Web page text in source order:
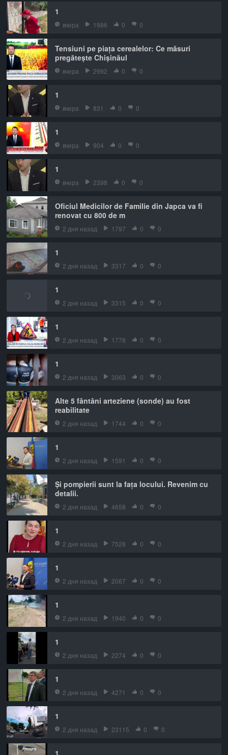
1
вчера 1986 0 0
Tensiuni pe piața cerealelor: Ce măsuri
pregătește Chișinăul
вчера 2992 0 0
1
вчера 831 0 0
1
вчера 904 0 0
1
вчера 2398 0 0
Oficiul Medicilor de Familie din Japca va fi
renovat cu 800 de m
2 дня назад 1797 0 0
1
2 дня назад 3317 0 0
1
2 дня назад 3315 0 0
1
2 дня назад 1778 0 0
1
2 дня назад 3063 0 0
Alte 5 fântâni arteziene (sonde) au fost
reabilitate
2 дня назад 1744 0 0
1
2 дня назад 1591 0 0
Și pompierii sunt la fața locului. Revenim cu
detalii.
2 дня назад 4658 0 0
1
2 дня назад 7528 0 0
1
2 дня назад 2067 0 0
1
2 дня назад 1940 0 0
1
2 дня назад 2274 0 0
1
2 дня назад 4271 0 0
1
2 дня назад 23115 0 0
1